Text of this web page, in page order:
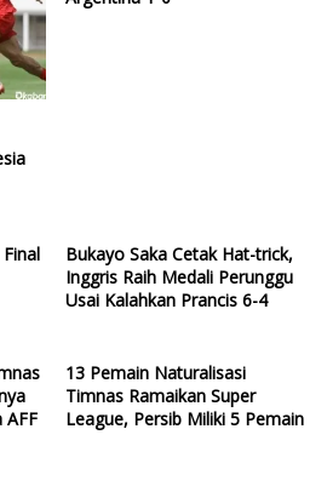
Bukayo Saka Cetak Hat-trick,
Inggris Raih Medali Perunggu
Usai Kalahkan Prancis 6-4
AFF
13 Pemain Naturalisasi
Timnas Ramaikan Super
League, Persib Miliki 5 Pemain